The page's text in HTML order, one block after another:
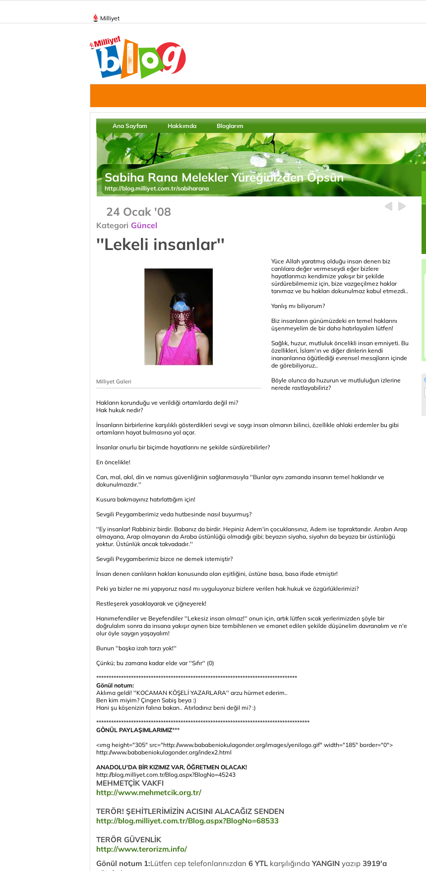
Milliyet
Ana Sayfam Hakkımda Bloglarım
Sabiha Rana Melekler Yüreğinizden Öpsün
http://blog.milliyet.com.tr/sabiharana
24 Ocak '08
Kategori Güncel
''Lekeli insanlar''
Milliyet Galeri
Yüce Allah yaratmış olduğu insan denen biz
canlılara değer vermeseydi eğer bizlere
hayatlarımızı kendimize yakışır bir şekilde
sürdürebilmemiz için, bize vazgeçilmez haklar
tanımaz ve bu hakları dokunulmaz kabul etmezdi..
Yanlış mı biliyorum?
Biz insanların günümüzdeki en temel haklarını
üşenmeyelim de bir daha hatırlayalım lütfen!
Sağlık, huzur, mutluluk öncelikli insan emniyeti. Bu
özellikleri, İslam'ın ve diğer dinlerin kendi
inananlarına öğütlediği evrensel mesajların içinde
de görebiliyoruz..
Böyle olunca da huzurun ve mutluluğun izlerine
nerede rastlayabiliriz?
Hakların korunduğu ve verildiği ortamlarda değil mi?
Hak hukuk nedir?
İnsanların birbirlerine karşılıklı gösterdikleri sevgi ve saygı insan olmanın bilinci, özellikle ahlaki erdemler bu gibi
ortamların hayat bulmasına yol açar.
İnsanlar onurlu bir biçimde hayatlarını ne şekilde sürdürebilirler?
En öncelikle!
Can, mal, akıl, din ve namus güvenliğinin sağlanmasıyla ''Bunlar aynı zamanda insanın temel haklarıdır ve
dokunulmazdır.''
Kusura bakmayınız hatırlattığım için!
Sevgili Peygamberimiz veda hutbesinde nasıl buyurmuş?
''Ey insanlar! Rabbiniz birdir. Babanız da birdir. Hepiniz Adem'in çocuklarısınız, Adem ise topraktandır. Arabın Arap
olmayana, Arap olmayanın da Araba üstünlüğü olmadığı gibi; beyazın siyaha, siyahın da beyaza bir üstünlüğü
yoktur. Üstünlük ancak takvadadır.''
Sevgili Peygamberimiz bizce ne demek istemiştir?
İnsan denen canlıların hakları konusunda olan eşitliğini, üstüne basa, basa ifade etmiştir!
Peki ya bizler ne mi yapıyoruz nasıl mı uyguluyoruz bizlere verilen hak hukuk ve özgürlüklerimizi?
Restleşerek yasaklayarak ve çiğneyerek!
Hanımefendiler ve Beyefendiler ''Lekesiz insan olmaz!'' onun için, artık lütfen sıcak yerlerimizden şöyle bir
doğrulalım sonra da insana yakışır aynen bize tembihlenen ve emanet edilen şekilde düşünelim davranalım ve n'e
olur öyle saygın yaşayalım!
Bunun ''başka izah tarzı yok!''
Çünkü; bu zamana kadar elde var ''Sıfır'' (0)
*********************************************************************************
Gönül notum:
Aklıma geldi! ''KOCAMAN KÖŞELİ YAZARLARA'' arzu hürmet ederim..
Ben kim miyim? Çingen Sabiş beya :)
Hani şu köşenizin falına bakan.. Atırladınız beni değil mi? :)
**************************************************************************************
GÖNÜL PAYLAŞIMLARIMIZ***
<ımg height="305" src="http://www.bababeniokulagonder.org/images/yenilogo.gif" width="185" border="0">
http://www.bababeniokulagonder.org/index2.html
ANADOLU'DA BİR KIZIMIZ VAR, ÖĞRETMEN OLACAK!
http://blog.milliyet.com.tr/Blog.aspx?BlogNo=45243
MEHMETÇİK VAKFI
http://www.mehmetcik.org.tr/
TERÖR! ŞEHİTLERİMİZİN ACISINI ALACAĞIZ SENDEN
http://blog.milliyet.com.tr/Blog.aspx?BlogNo=68533
TERÖR GÜVENLİK
http://www.terorizm.info/
Gönül notum 1:Lütfen cep telefonlarınızdan 6 YTL karşılığında YANGIN yazıp 3919'a